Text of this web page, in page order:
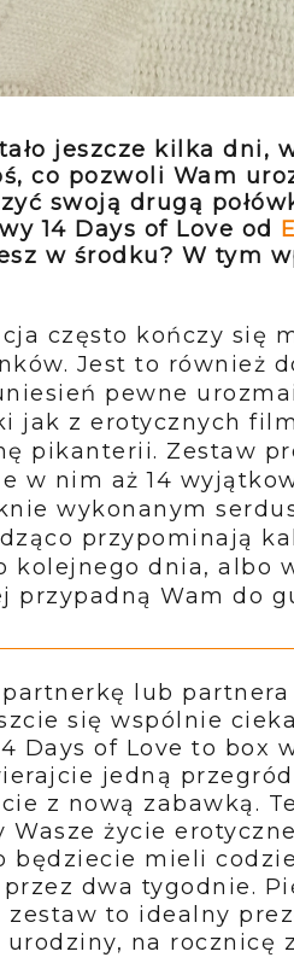
jeszcze kilka dni,
co pozwoli Wam
swoją drugą
14 Days of Love od
w środku? W tym
często kończy się
Jest to również
pewne
jak z erotycznych
pikanterii. Zestaw
w nim aż 14
wykonanym
przypominają
kolejnego dnia, albo
przypadną Wam do
partnerkę lub
się wspólnie
Days of Love to box
jedną
z nową zabawką.
Wasze życie
będziecie mieli
dwa tygodnie.
zestaw to idealny
na rocznicę